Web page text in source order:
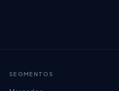
SEGMENTOS